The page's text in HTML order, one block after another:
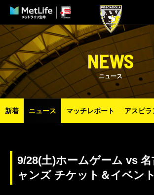
NEWS
ニュース
新着 ニュース マッチレポート アスピラ
9/28(土)ホームゲーム vs
ャンズ チケット＆イベン